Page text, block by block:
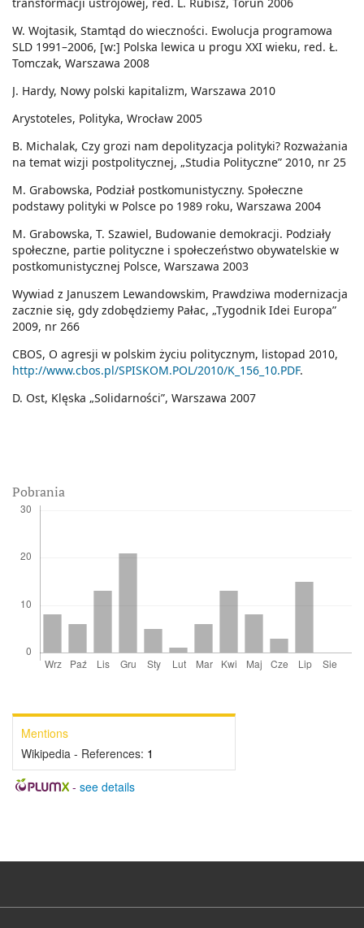
Pobrania
Mentions
Wikipedia - References: 1
- see details
transformacji ustrojowej, red. L. Rubisz, Toruń 2006
W. Wojtasik, Stamtąd do wieczności. Ewolucja programowa
SLD 1991–2006, [w:] Polska lewica u progu XXI wieku, red. Ł.
Tomczak, Warszawa 2008
J. Hardy, Nowy polski kapitalizm, Warszawa 2010
Arystoteles, Polityka, Wrocław 2005
B. Michalak, Czy grozi nam depolityzacja polityki? Rozważania
na temat wizji postpolitycznej, „Studia Polityczne” 2010, nr 25
M. Grabowska, Podział postkomunistyczny. Społeczne
podstawy polityki w Polsce po 1989 roku, Warszawa 2004
M. Grabowska, T. Szawiel, Budowanie demokracji. Podziały
społeczne, partie polityczne i społeczeństwo obywatelskie w
postkomunistycznej Polsce, Warszawa 2003
Wywiad z Januszem Lewandowskim, Prawdziwa modernizacja
zacznie się, gdy zdobędziemy Pałac, „Tygodnik Idei Europa”
2009, nr 266
CBOS, O agresji w polskim życiu politycznym, listopad 2010,
http://www.cbos.pl/SPISKOM.POL/2010/K_156_10.PDF.
D. Ost, Klęska „Solidarności”, Warszawa 2007